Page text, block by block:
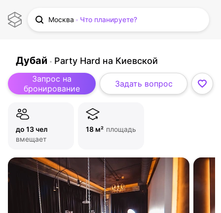
Москва Что планируете?
Дубай Party Hard на Киевской
Запрос на
бронирование
Задать вопрос
до 13 чел
вмещает
18 м² площадь